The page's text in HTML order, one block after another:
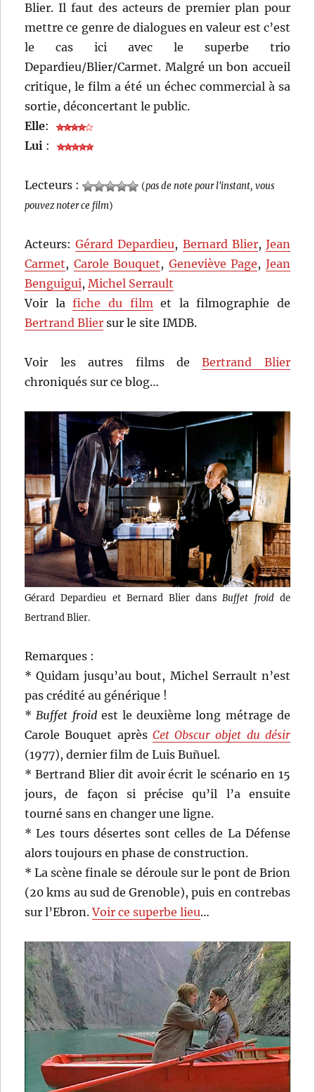
Blier. Il faut des acteurs de premier plan pour
mettre ce genre de dialogues en valeur est c’est
le cas ici avec le superbe trio
Depardieu/Blier/Carmet. Malgré un bon accueil
critique, le film a été un échec commercial à sa
sortie, déconcertant le public.
Elle:
Lui :
Lecteurs : (pas de note pour l'instant, vous
pouvez noter ce film)
Acteurs:Gérard Depardieu, Bernard Blier, Jean
Carmet, Carole Bouquet, Geneviève Page, Jean
Benguigui,Michel Serrault
Voir lafiche du filmet la filmographie de
Bertrand Blier sur le site IMDB.
Voir les autres films deBertrand Blier
chroniqués sur ce blog…
Gérard Depardieu et Bernard Blier dans Buffet froidde
Bertrand Blier.
Remarques :
* Quidam jusqu’au bout, Michel Serrault n’est
pas crédité au générique !
*Buffet froidest le deuxième long métrage de
Carole Bouquet après Cet Obscur objet du désir
(1977), dernier film de Luis Buñuel.
* Bertrand Blier dit avoir écrit le scénario en 15
jours, de façon si précise qu’il l’a ensuite
tourné sans en changer une ligne.
* Les tours désertes sont celles de La Défense
alors toujours en phase de construction.
* La scène finale se déroule sur le pont de Brion
(20 kms au sud de Grenoble), puis en contrebas
sur l’Ebron.Voir ce superbe lieu…